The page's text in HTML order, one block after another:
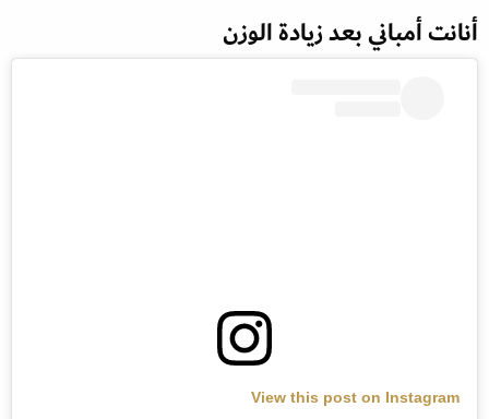
أنانت أمباني بعد زيادة الوزن
View this post on Instagram